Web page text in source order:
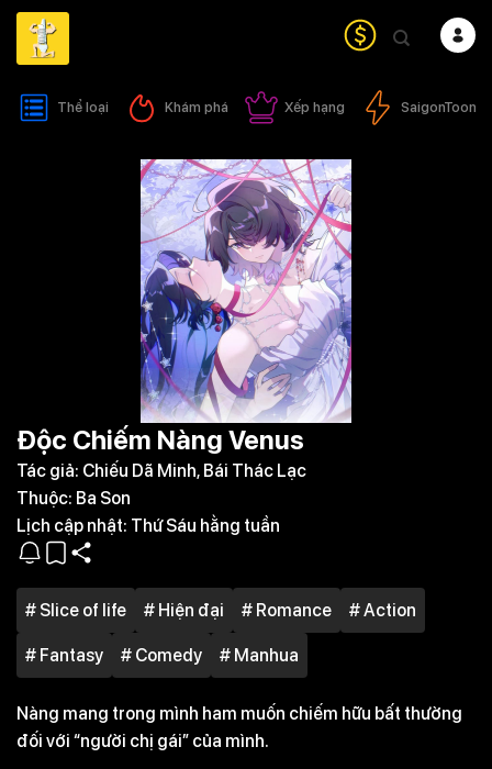
Bỏ
nội
dung
Thể loại Khám phá Xếp hạng SaigonToon
Độc Chiếm Nàng Venus
Tác giả: Chiếu Dã Minh, Bái Thác Lạc
Thuộc: Ba Son
Lịch cập nhật: Thứ Sáu hằng tuần
# Slice of life # Hiện đại # Romance # Action
# Fantasy # Comedy # Manhua
Nàng mang trong mình ham muốn chiếm hữu bất thường
đối với “người chị gái” của mình.